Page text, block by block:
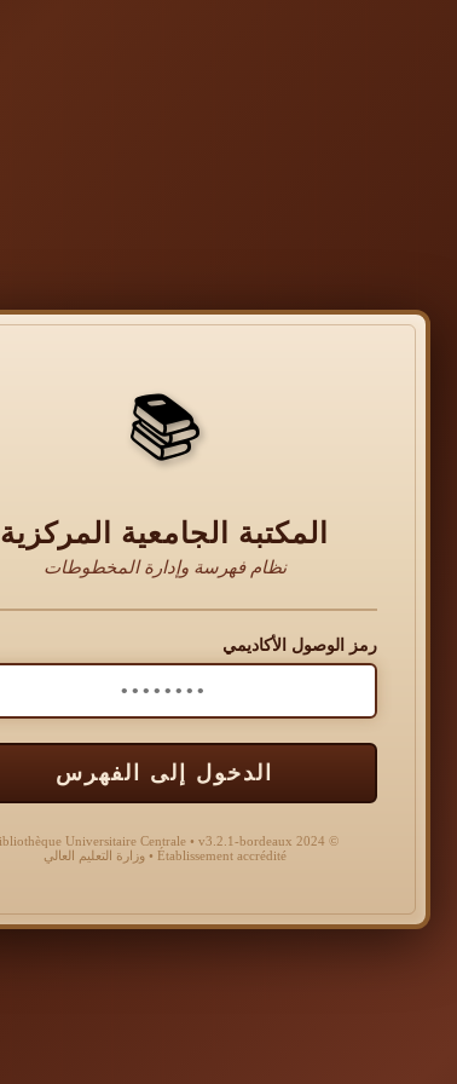
📚
المكتبة الجامعية المركزية
نظام فهرسة وإدارة المخطوطات
رمز الوصول الأكاديمي
الدخول إلى الفهرس
© 2024 Bibliothèque Universitaire Centrale • v3.2.1-bordeaux
Établissement accrédité • وزارة التعليم العالي